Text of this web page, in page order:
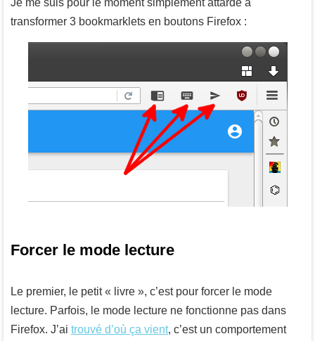
transformer 3 bookmarklets en boutons Firefox :
Forcer le mode lecture
Le premier, le petit « livre », c’est pour forcer le mode
lecture. Parfois, le mode lecture ne fonctionne pas dans
Firefox. J’ai trouvé d’où ça vient, c’est un comportement